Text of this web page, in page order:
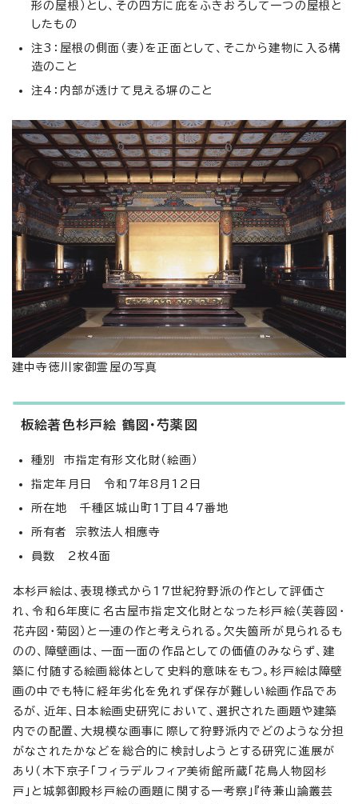
形の屋根）とし、その四方に庇をふきおろして一つの屋根と
したもの
注3：屋根の側面（妻）を正面として、そこから建物に入る構
造のこと
注4：内部が透けて見える塀のこと
建中寺徳川家御霊屋の写真
板絵著色杉戸絵 鶴図・芍薬図
種別 市指定有形文化財（絵画）
指定年月日 令和7年8月12日
所在地 千種区城山町1丁目47番地
所有者 宗教法人相應寺
員数 2枚4面
本杉戸絵は、表現様式から17世紀狩野派の作として評価さ
れ、令和6年度に名古屋市指定文化財となった杉戸絵（芙蓉図・
花卉図・菊図）と一連の作と考えられる。欠失箇所が見られるも
のの、障壁画は、一面一面の作品としての価値のみならず、建
築に付随する絵画総体として史料的意味をもつ。杉戸絵は障壁
画の中でも特に経年劣化を免れず保存が難しい絵画作品であ
るが、近年、日本絵画史研究において、選択された画題や建築
内での配置、大規模な画事に際して狩野派内でどのような分担
がなされたかなどを総合的に検討しようとする研究に進展が
あり（木下京子「フィラデルフィア美術館所蔵「花鳥人物図杉
戸」と城郭御殿杉戸絵の画題に関する一考察」『待兼山論叢芸